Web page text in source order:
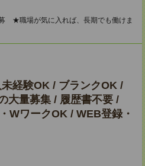
★職場が気に入れば、長期でも働けま
経験OK / ブランクOK /
大量募集 / 履歴書不要 /
WワークOK / WEB登録・